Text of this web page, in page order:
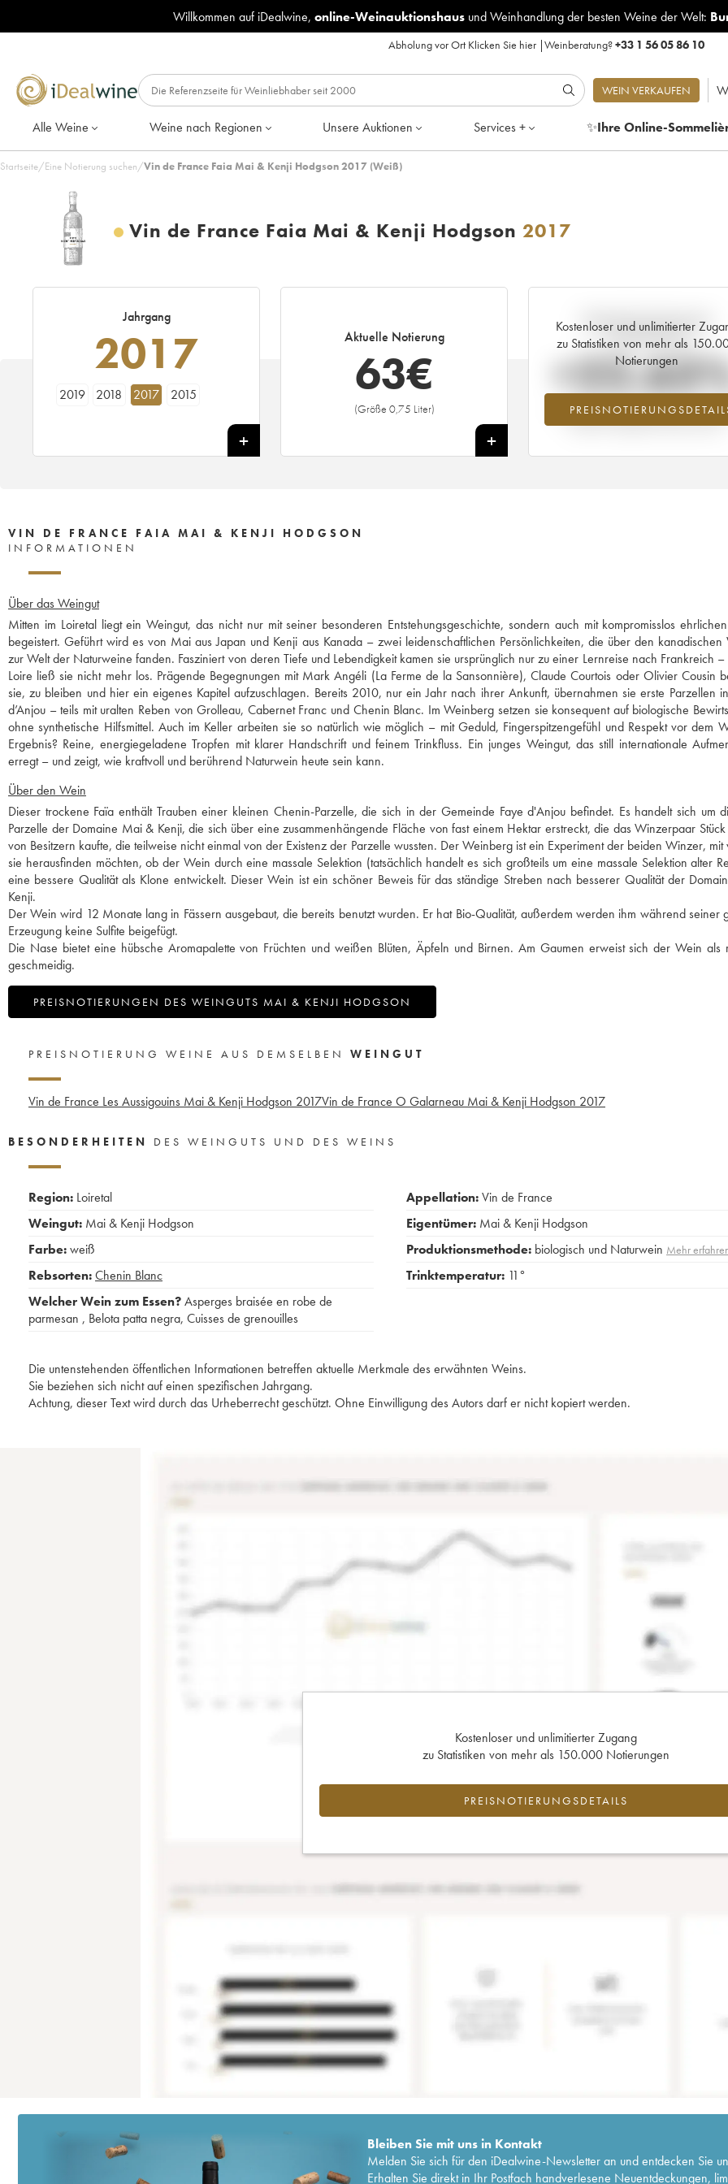
Willkommen auf iDealwine, online-Weinauktionshausund Weinhandlung der besten Weine der Welt:
Abholung vor Ort Klicken Sie hier|Weinberatung?+33 1 56 05 86 10
WEIN VERKAUFEN
Alle Weine Weine nach Regionen Unsere Auktionen Services + ✨Ihre Online-
Startseite/Eine Notierung suchen/Vin de France Faia Mai & Kenji Hodgson 2017 (Weiß)
Vin de France Faia Mai & Kenji Hodgson 2017
Jahrgang
2017
2019 2018 2017 2015
Aktuelle Notierung
63€
(Größe 0,75 Liter)
+
Kostenloser und unlimitierter
zu Statistiken von mehr als
Notierungen
Aktuelle Entwicklung der
Preisnotierung
Preisanstiegs des Jahrgangs 2017 im
2026 im Vergleich zum Jahr 2025
VIN DE FRANCE FAIA MAI & KENJI HODGSON
INFORMATIONEN
Über das Weingut
Mitten im Loiretal liegt ein Weingut, das nicht nur mit seiner besonderen Entstehungsgeschichte, sondern auch mit kompromisslos
begeistert. Geführt wird es von Mai aus Japan und Kenji aus Kanada – zwei leidenschaftlichen Persönlichkeiten, die über den kanadischen
zur Welt der Naturweine fanden. Fasziniert von deren Tiefe und Lebendigkeit kamen sie ursprünglich nur zu einer Lernreise nach Frankreich
Loire ließ sie nicht mehr los. Prägende Begegnungen mit Mark Angéli (La Ferme de la Sansonnière), Claude Courtois oder Olivier Cousin
sie, zu bleiben und hier ein eigenes Kapitel aufzuschlagen. Bereits 2010, nur ein Jahr nach ihrer Ankunft, übernahmen sie erste Parzellen
d’Anjou – teils mit uralten Reben von Grolleau, Cabernet Franc und Chenin Blanc. Im Weinberg setzen sie konsequent auf biologische
ohne synthetische Hilfsmittel. Auch im Keller arbeiten sie so natürlich wie möglich – mit Geduld, Fingerspitzengefühl und Respekt vor dem
Ergebnis? Reine, energiegeladene Tropfen mit klarer Handschrift und feinem Trinkfluss. Ein junges Weingut, das still internationale
erregt – und zeigt, wie kraftvoll und berührend Naturwein heute sein kann.
Über den Wein
Dieser trockene Faïa enthält Trauben einer kleinen Chenin-Parzelle, die sich in der Gemeinde Faye d'Anjou befindet. Es handelt sich um
Parzelle der Domaine Mai & Kenji, die sich über eine zusammenhängende Fläche von fast einem Hektar erstreckt, die das Winzerpaar Stück
von Besitzern kaufte, die teilweise nicht einmal von der Existenz der Parzelle wussten. Der Weinberg ist ein Experiment der beiden Winzer, mit
sie herausfinden möchten, ob der Wein durch eine massale Selektion (tatsächlich handelt es sich großteils um eine massale Selektion alter
eine bessere Qualität als Klone entwickelt. Dieser Wein ist ein schöner Beweis für das ständige Streben nach besserer Qualität der
Kenji.
Der Wein wird 12 Monate lang in Fässern ausgebaut, die bereits benutzt wurden. Er hat Bio-Qualität, außerdem werden ihm während seiner
Erzeugung keine Sulfite beigefügt.
Die Nase bietet eine hübsche Aromapalette von Früchten und weißen Blüten, Äpfeln und Birnen. Am Gaumen erweist sich der Wein als
geschmeidig.
PREISNOTIERUNGEN DES WEINGUTS MAI & KENJI HODGSON
PREISNOTIERUNG WEINE AUS DEMSELBEN WEINGUT
Vin de France Les Aussigouins Mai & Kenji Hodgson 2017Vin de France O Galarneau Mai & Kenji Hodgson 2017
BESONDERHEITEN DES WEINGUTS UND DES WEINS
Region: Loiretal
Weingut: Mai & Kenji Hodgson
Farbe:weiß
Rebsorten:Chenin Blanc
Welcher Wein zum Essen?Asperges braisée en robe de
parmesan , Belota patta negra, Cuisses de grenouilles
Appellation:Vin de France
Eigentümer: Mai & Kenji Hodgson
Produktionsmethode: biologisch und Naturwein Mehr
Trinktemperatur: 11°
Die untenstehenden öffentlichen Informationen betreffen aktuelle Merkmale des erwähnten Weins.
Sie beziehen sich nicht auf einen spezifischen Jahrgang.
Achtung, dieser Text wird durch das Urheberrecht geschützt. Ohne Einwilligung des Autors darf er nicht kopiert werden.
Kostenloser und unlimitierter Zugang
zu Statistiken von mehr als 150.000 Notierungen
PREISNOTIERUNGSDETAILS
Bleiben Sie mit uns in Kontakt
Melden Sie sich für den iDealwine-Newsletter an und entdecken Sie
Erhalten Sie direkt in Ihr Postfach handverlesene Neuentdeckungen,